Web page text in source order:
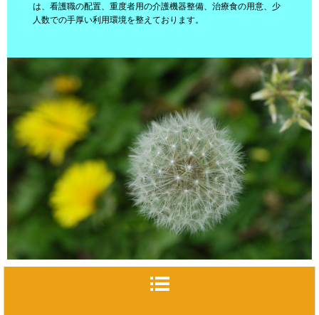
は、看護職の配置、重度者用の介護機器整備、治療食の用意、少
人数での手厚い利用環境を整えております。